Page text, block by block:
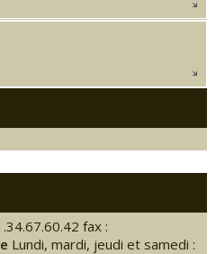
fax :
Lundi, mardi, jeudi et samedi :